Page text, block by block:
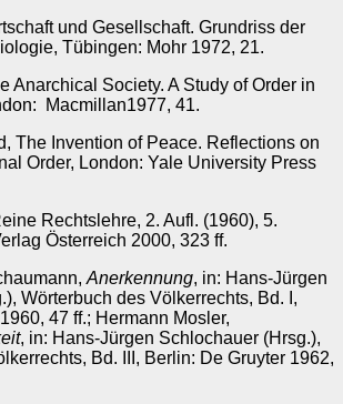
und Gesellschaft. Grundriss der
Tübingen: Mohr 1972, 21.
Anarchical Society. A Study of Order in
Macmillan1977, 41.
The Invention of Peace. Reflections on
Order, London: Yale University Press
Rechtslehre, 2. Aufl. (1960), 5.
Österreich 2000, 323 ff.
Anerkennung, in: Hans-Jürgen
Wörterbuch des Völkerrechts, Bd. I,
47 ff.; Hermann Mosler,
, in: Hans-Jürgen Schlochauer (Hrsg.),
Bd. III, Berlin: De Gruyter 1962,